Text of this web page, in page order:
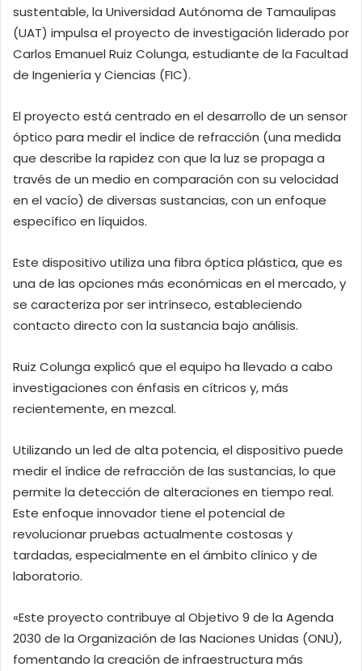
sustentable, la Universidad Autónoma de Tamaulipas
(UAT) impulsa el proyecto de investigación liderado por
Carlos Emanuel Ruiz Colunga, estudiante de la Facultad
de Ingeniería y Ciencias (FIC).
El proyecto está centrado en el desarrollo de un sensor
óptico para medir el índice de refracción (una medida
que describe la rapidez con que la luz se propaga a
través de un medio en comparación con su velocidad
en el vacío) de diversas sustancias, con un enfoque
específico en líquidos.
Este dispositivo utiliza una fibra óptica plástica, que es
una de las opciones más económicas en el mercado, y
se caracteriza por ser intrínseco, estableciendo
contacto directo con la sustancia bajo análisis.
Ruiz Colunga explicó que el equipo ha llevado a cabo
investigaciones con énfasis en cítricos y, más
recientemente, en mezcal.
Utilizando un led de alta potencia, el dispositivo puede
medir el índice de refracción de las sustancias, lo que
permite la detección de alteraciones en tiempo real.
Este enfoque innovador tiene el potencial de
revolucionar pruebas actualmente costosas y
tardadas, especialmente en el ámbito clínico y de
laboratorio.
«Este proyecto contribuye al Objetivo 9 de la Agenda
2030 de la Organización de las Naciones Unidas (ONU),
fomentando la creación de infraestructura más